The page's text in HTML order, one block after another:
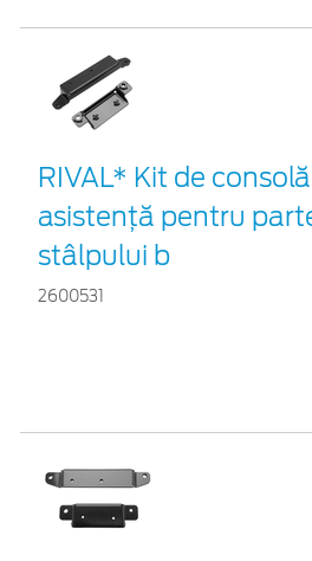
RIVAL* Kit de
asistență pentru
stâlpului b
2600531